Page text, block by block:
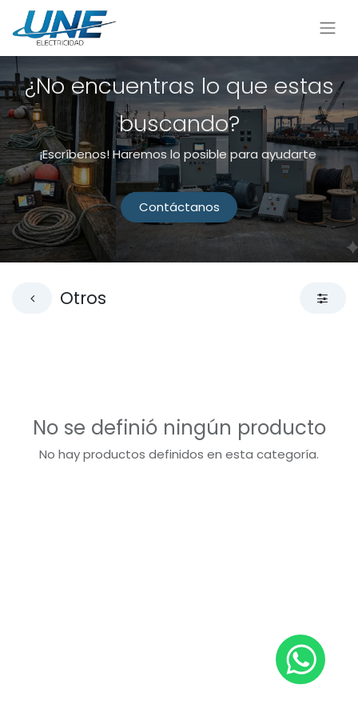
¿No encuentras lo que estas
buscando?
¡Escríbenos! Haremos lo posible para ayudarte
Contáctanos
Otros
No se definió ningún producto
No hay productos definidos en esta categoría.